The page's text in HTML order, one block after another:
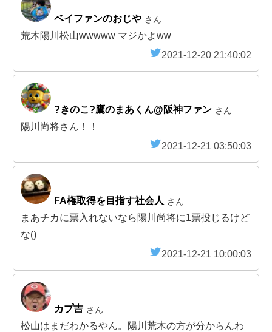
ベイファンのおじや さん
荒木陽川松山wwwww マジかよww
2021-12-20 21:40:02
?きのこ?鷹のまあくん@阪神ファン さん
陽川尚将さん！！
2021-12-21 03:50:03
FA権取得を目指す社会人 さん
まあチカに票入れないなら陽川尚将に1票投じるけど
な()
2021-12-21 10:00:03
カプ吉 さん
松山はまだわかるやん。陽川荒木の方が分からんわ